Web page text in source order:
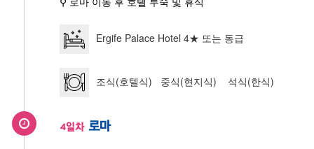
Ergife Palace Hotel 4★ 또는 동급
조식(호텔식) 중식(현지식) 석식(한식)
4일차 로마